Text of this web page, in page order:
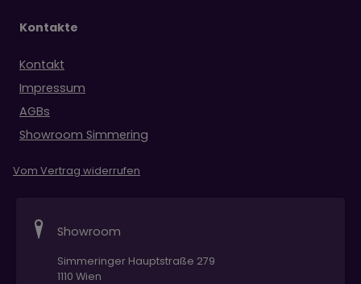
Kontakte
Kontakt
Impressum
AGBs
Showroom Simmering
Vom Vertrag widerrufen
Showroom
Simmeringer Hauptstraße 279
1110 Wien